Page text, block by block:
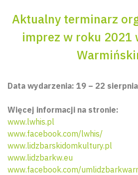
Aktualny terminarz
imprez w roku 2021
Data wydarzenia: 19 – 22
Więcej informacji na stronie:
www.lwhis.pl
www.facebook.com/lwhis/
www.lidzbarskidomkultury.pl
www.lidzbarkw.eu
www.facebook.com/